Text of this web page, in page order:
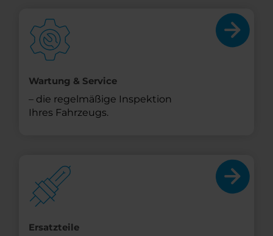
Wartung & Service
– die regelmäßige Inspektion
Ihres Fahrzeugs.
Ersatzteile